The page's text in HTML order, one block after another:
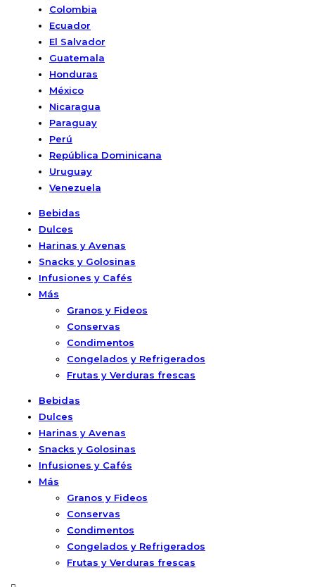
Colombia
Ecuador
El Salvador
Guatemala
Honduras
México
Nicaragua
Paraguay
Perú
República Dominicana
Uruguay
Venezuela
Bebidas
Dulces
Harinas y Avenas
Snacks y Golosinas
Infusiones y Cafés
Más
Granos y Fideos
Conservas
Condimentos
Congelados y Refrigerados
Frutas y Verduras frescas
Bebidas
Dulces
Harinas y Avenas
Snacks y Golosinas
Infusiones y Cafés
Más
Granos y Fideos
Conservas
Condimentos
Congelados y Refrigerados
Frutas y Verduras frescas